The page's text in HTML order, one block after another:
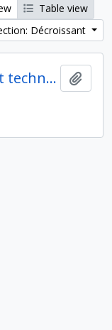
Table view
Décroissant
Hélène Roche. Préhistoire et technologie